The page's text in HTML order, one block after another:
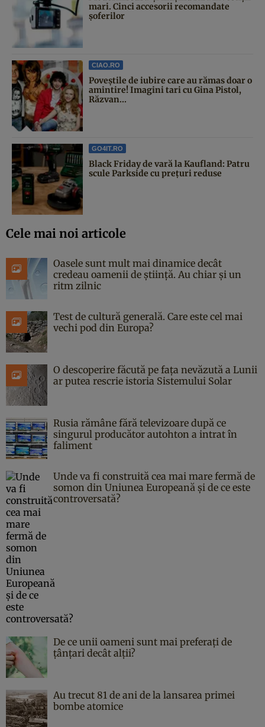
mari. Cinci accesorii recomandate
șoferilor
CIAO.RO
Poveştile de iubire care au rămas doar o
amintire! Imagini tari cu Gina Pistol,
Răzvan...
GO4IT.RO
Black Friday de vară la Kaufland: Patru
scule Parkside cu prețuri reduse
Cele mai noi articole
Oasele sunt mult mai dinamice decât
credeau oamenii de știință. Au chiar și un
ritm zilnic
Test de cultură generală. Care este cel mai
vechi pod din Europa?
O descoperire făcută pe fața nevăzută a Lunii
ar putea rescrie istoria Sistemului Solar
Rusia rămâne fără televizoare după ce
singurul producător autohton a intrat în
faliment
Unde va fi construită cea mai mare fermă de
somon din Uniunea Europeană și de ce este
controversată?
De ce unii oameni sunt mai preferați de
țânțari decât alții?
Au trecut 81 de ani de la lansarea primei
bombe atomice